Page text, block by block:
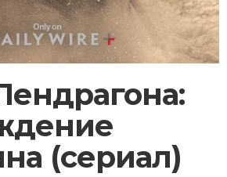
(сериал)